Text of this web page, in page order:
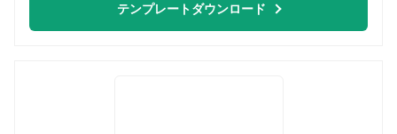
テンプレートダウンロード